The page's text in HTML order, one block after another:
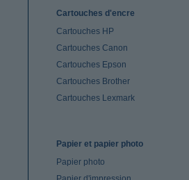
Cartouches d'encre
Cartouches HP
Cartouches Canon
Cartouches Epson
Cartouches Brother
Cartouches Lexmark
Papier et papier photo
Papier photo